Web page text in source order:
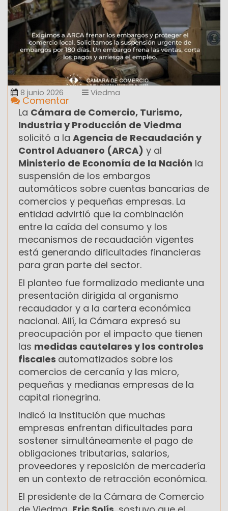
8 junio 2026 Viedma
Comentar
La Cámara de Comercio, Turismo,
Industria y Producción de Viedma
solicitó a la Agencia de Recaudación y
Control Aduanero (ARCA) y al
Ministerio de Economía de la Nación la
suspensión de los embargos
automáticos sobre cuentas bancarias de
comercios y pequeñas empresas. La
entidad advirtió que la combinación
entre la caída del consumo y los
mecanismos de recaudación vigentes
está generando dificultades financieras
para gran parte del sector.
El planteo fue formalizado mediante una
presentación dirigida al organismo
recaudador y a la cartera económica
nacional. Allí, la Cámara expresó su
preocupación por el impacto que tienen
las medidas cautelares y los controles
fiscales automatizados sobre los
comercios de cercanía y las micro,
pequeñas y medianas empresas de la
capital rionegrina.
Indicó la institución que muchas
empresas enfrentan dificultades para
sostener simultáneamente el pago de
obligaciones tributarias, salarios,
proveedores y reposición de mercadería
en un contexto de retracción económica.
El presidente de la Cámara de Comercio